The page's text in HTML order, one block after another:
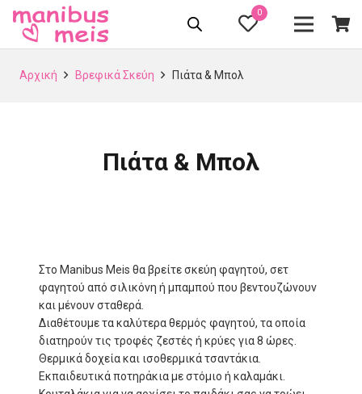
0
Αρχική Βρεφικά Σκεύη Πιάτα & Μπολ
Πιάτα & Μπολ
Στο Manibus Meis θα βρείτε σκεύη φαγητού, σετ
φαγητού από σιλικόνη ή μπαμπού που βεντουζώνουν
και μένουν σταθερά.
Διαθέτουμε τα καλύτερα θερμός φαγητού, τα οποία
διατηρούν τις τροφές ζεστές ή κρύες για 8 ώρες.
Θερμικά δοχεία και ισοθερμικά τσαντάκια.
Εκπαιδευτικά ποτηράκια με στόμιο ή καλαμάκι.